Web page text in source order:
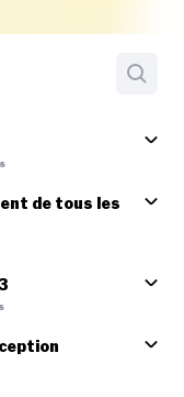
de tous les